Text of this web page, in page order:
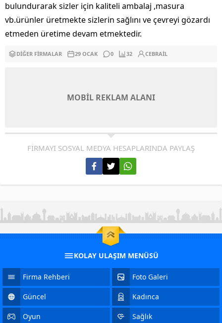
bulundurarak sizler için kaliteli ambalaj ,masura
vb.ürünler üretmekte sizlerin sağlını ve çevreyi gözardı
etmeden üretime devam etmektedir.
DIĞER FIRMALAR 29 OCAK 0 32 CEBRAIL
MOBİL REKLAM ALANI
FİRMAYI SOSYAL MEDYA HESAPLARINDA PAYLAŞ
KOLAY ULAŞIM MENÜSÜ
Firma Rehberi Foto Galeri
Güncel Kadınca
Oyun Sağlık